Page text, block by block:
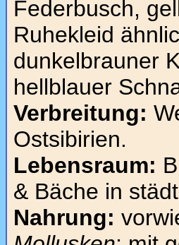
Federbusch,
Ruhekleid
dunkelbrauner
hellblauer
Verbreitung:
Ostsibirien.
Lebensraum:
& Bäche in
Nahrung: